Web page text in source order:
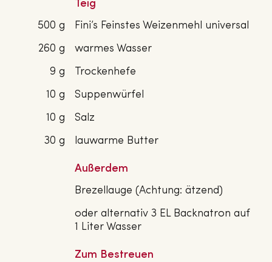
Teig
500 g
Fini’s Feinstes Weizenmehl universal
260 g
warmes Wasser
9 g
Trockenhefe
10 g
Suppenwürfel
10 g
Salz
30 g
lauwarme Butter
Außerdem
Brezellauge (Achtung: ätzend)
oder alternativ 3 EL Backnatron auf
1 Liter Wasser
Zum Bestreuen